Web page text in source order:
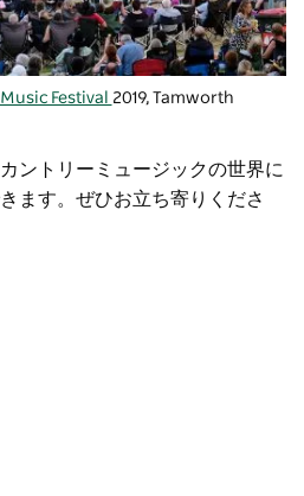
Festival 2019, Tamworth
ントリーミュージックの世界に
ます。ぜひお立ち寄りくださ